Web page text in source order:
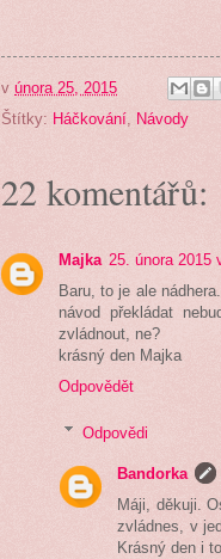
v února 25, 2015
Štítky: Háčkování, Návody
22 komentářů:
Majka 25. února 2015
Baru, to je ale
návod překládat
zvládnout, ne?
krásný den Majka
Odpovědět
Odpovědi
Bandorka
Máji, děkuji.
zvládnes, v
Krásný den i